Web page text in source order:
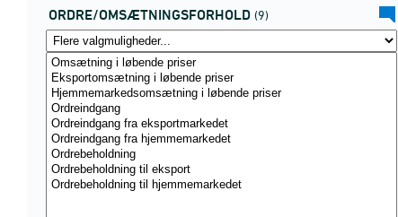
ORDRE/OMSÆTNINGSFORHOLD (9)